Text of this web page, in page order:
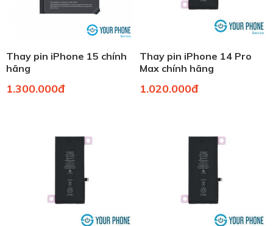
Thay pin iPhone 15 chính
hãng
1.300.000đ
Thay pin iPhone 14 Pro
Max chính hãng
1.020.000đ